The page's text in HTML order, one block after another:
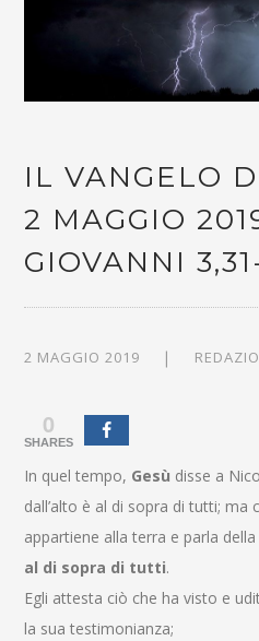
IL VANGELO
2 MAGGIO
GIOVANNI
2 MAGGIO 2019
0
SHARES
In quel tempo, Gesù disse a
dall’alto è al di sopra di tutti; ma
appartiene alla terra e parla
al di sopra di tutti.
Egli attesta ciò che ha visto e
la sua testimonianza;